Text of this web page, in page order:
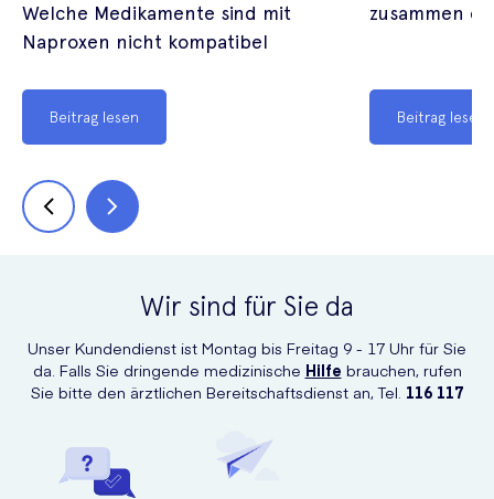
Welche Medikamente sind mit
Naproxen nicht kompatibel
Beitrag lesen
zusammen
Beitrag lesen
Wir sind für Sie da
Unser Kundendienst ist Montag bis Freitag 9 - 17 Uhr für Sie
da. Falls Sie dringende medizinische Hilfe brauchen, rufen
Sie bitte den ärztlichen Bereitschaftsdienst an, Tel. 116 117